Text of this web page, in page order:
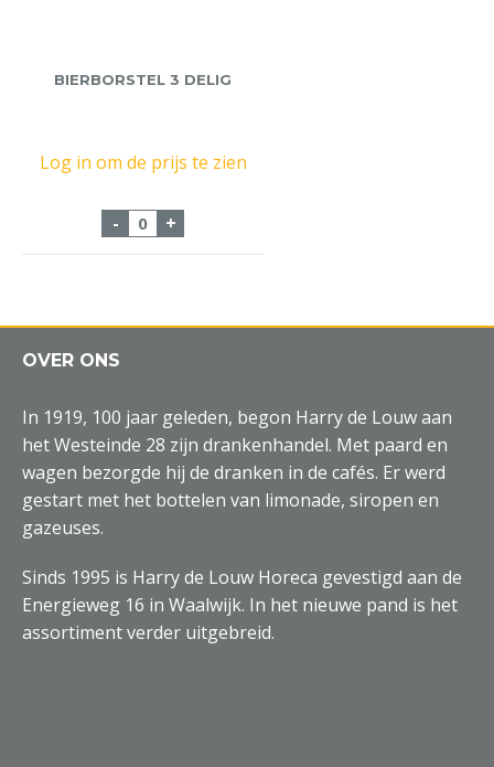
BIERBORSTEL 3 DELIG
Log in om de prijs te zien
- Bierborstel 3 Delig aantal
+
OVER ONS
In 1919, 100 jaar geleden, begon Harry de Louw aan
het Westeinde 28 zijn drankenhandel. Met paard en
wagen bezorgde hij de dranken in de cafés. Er werd
gestart met het bottelen van limonade, siropen en
gazeuses.
Sinds 1995 is Harry de Louw Horeca gevestigd aan de
Energieweg 16 in Waalwijk. In het nieuwe pand is het
assortiment verder uitgebreid.